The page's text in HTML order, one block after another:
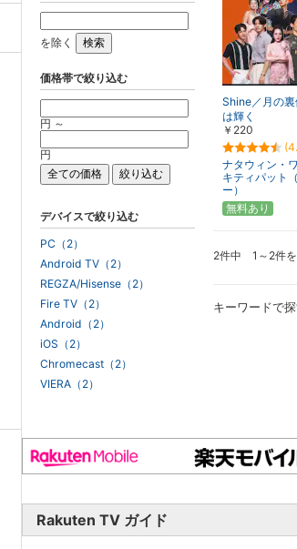
Shine／月の裏
は輝く
￥220
ナタウィン・
キティパット
ー）
無料あり
2件中 1～2件
キーワードで
を除く
価格帯で絞り込む
円 ～
円
デバイスで絞り込む
PC（2）
Android TV（2）
REGZA/Hisense（2）
Fire TV（2）
Android（2）
iOS（2）
Chromecast（2）
VIERA（2）
Rakuten TV ガイド